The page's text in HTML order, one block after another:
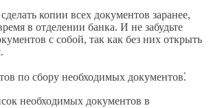
копии всех документов заранее,
в отделении банка. И не забудьте
с собой, так как без них открыть
по сбору необходимых документов⁚
необходимых документов в